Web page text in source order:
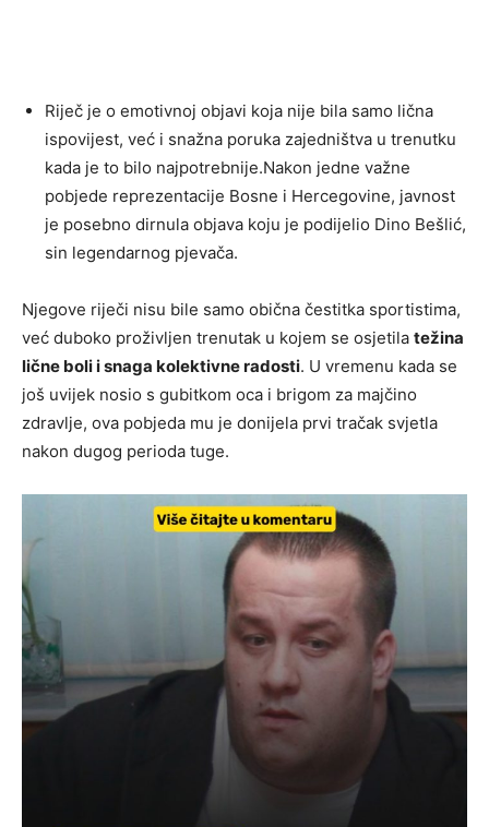
Riječ je o emotivnoj objavi koja nije bila samo lična
ispovijest, već i snažna poruka zajedništva u trenutku
kada je to bilo najpotrebnije.Nakon jedne važne
pobjede reprezentacije Bosne i Hercegovine, javnost
je posebno dirnula objava koju je podijelio Dino Bešlić,
sin legendarnog pjevača.
Njegove riječi nisu bile samo obična čestitka sportistima,
već duboko proživljen trenutak u kojem se osjetila težina
lične boli i snaga kolektivne radosti. U vremenu kada se
još uvijek nosio s gubitkom oca i brigom za majčino
zdravlje, ova pobjeda mu je donijela prvi tračak svjetla
nakon dugog perioda tuge.